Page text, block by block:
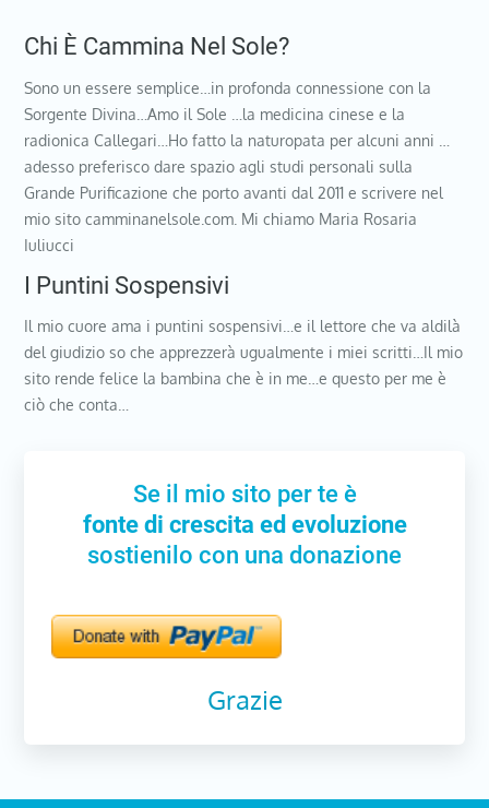
Chi È Cammina Nel Sole?
Sono un essere semplice…in profonda connessione con la
Sorgente Divina…Amo il Sole …la medicina cinese e la
radionica Callegari…Ho fatto la naturopata per alcuni anni …
adesso preferisco dare spazio agli studi personali sulla
Grande Purificazione che porto avanti dal 2011 e scrivere nel
mio sito camminanelsole.com. Mi chiamo Maria Rosaria
Iuliucci
I Puntini Sospensivi
Il mio cuore ama i puntini sospensivi…e il lettore che va aldilà
del giudizio so che apprezzerà ugualmente i miei scritti…Il mio
sito rende felice la bambina che è in me…e questo per me è
ciò che conta…
Se il mio sito per te è
fonte di crescita ed evoluzione
sostienilo con una donazione
Grazie